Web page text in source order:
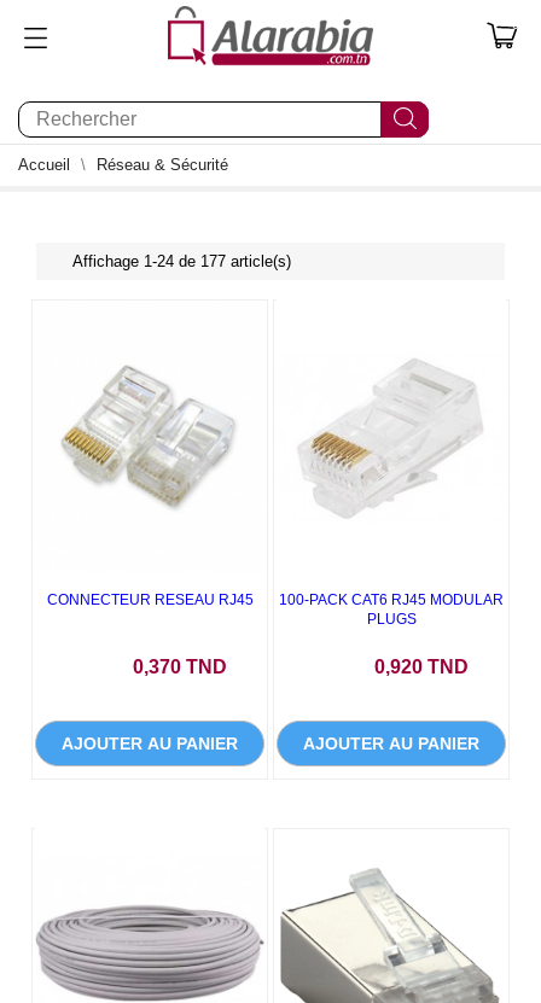
0
Accueil Réseau & Sécurité
Affichage 1-24 de 177 article(s)
CONNECTEUR RESEAU RJ45
0,370 TND
AJOUTER AU PANIER
100-PACK CAT6 RJ45 MODULAR
PLUGS
0,920 TND
AJOUTER AU PANIER